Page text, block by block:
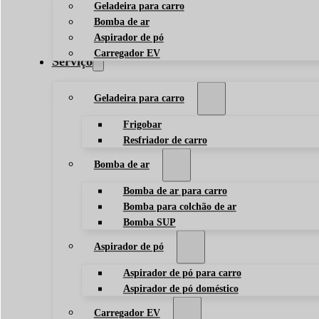
Geladeira para carro
Bomba de ar
Aspirador de pó
Carregador EV
Serviço
Geladeira para carro
Frigobar
Resfriador de carro
Bomba de ar
Bomba de ar para carro
Bomba para colchão de ar
Bomba SUP
Aspirador de pó
Aspirador de pó para carro
Aspirador de pó doméstico
Carregador EV